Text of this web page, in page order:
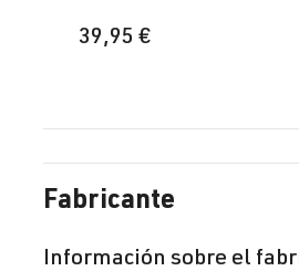
39,95 €
Fabricante
Información sobre el